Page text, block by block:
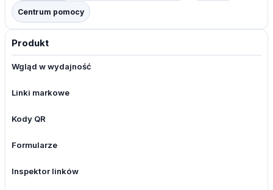
Centrum pomocy
Produkt
Wgląd w wydajność
Linki markowe
Kody QR
Formularze
Inspektor linków